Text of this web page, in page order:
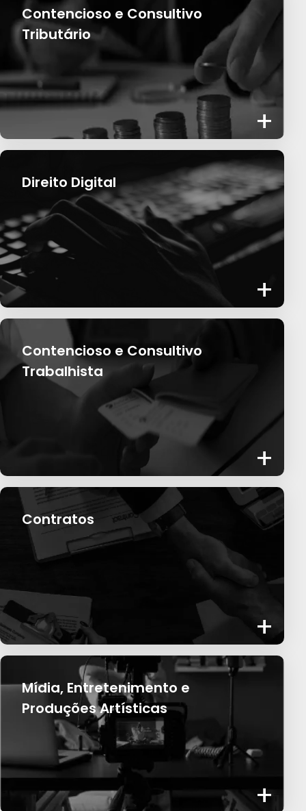
Contencioso e Consultivo
Tributário
+
Direito Digital
+
Contencioso e Consultivo
Trabalhista
+
Contratos
+
Mídia, Entretenimento e
Produções Artísticas
+